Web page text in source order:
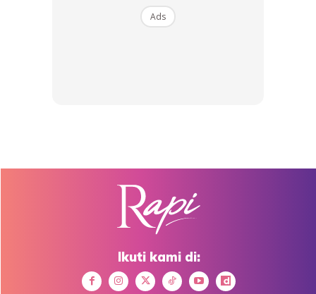
Ads
Ikuti kami di: